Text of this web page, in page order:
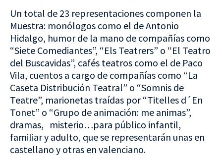
Un total de 23 representaciones componen la
Muestra: monólogos como el de Antonio
Hidalgo, humor de la mano de compañías como
“Siete Comediantes”, “Els Teatrers” o “El Teatro
del Buscavidas”, cafés teatros como el de Paco
Vila, cuentos a cargo de compañías como “La
Caseta Distribución Teatral” o “Somnis de
Teatre”, marionetas traídas por “Titelles d´En
Tonet” o “Grupo de animación: me animas”,
dramas, misterio…para público infantil,
familiar y adulto, que se representarán unas en
castellano y otras en valenciano.